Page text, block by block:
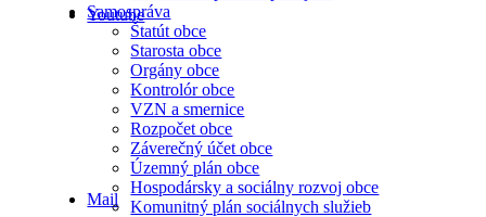
Youtube
Mail
Samospráva
Štatút obce
Starosta obce
Orgány obce
Kontrolór obce
VZN a smernice
Rozpočet obce
Záverečný účet obce
Územný plán obce
Hospodársky a sociálny rozvoj obce
Komunitný plán sociálnych služieb